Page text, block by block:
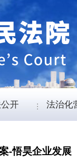
开 法治化
悟昊企业发展